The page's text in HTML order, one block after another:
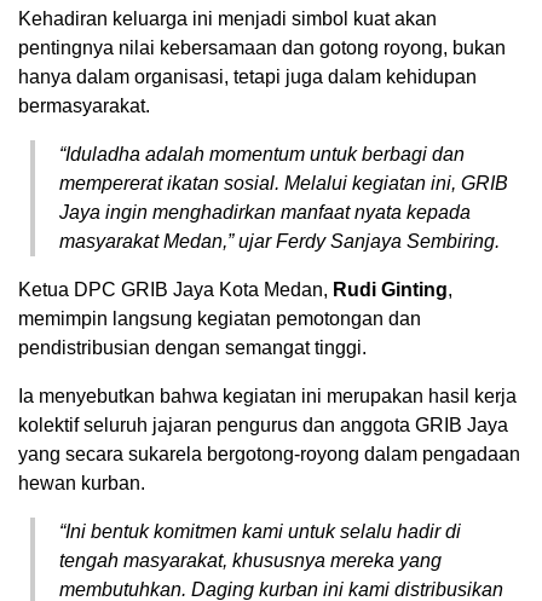
Kehadiran keluarga ini menjadi simbol kuat akan
pentingnya nilai kebersamaan dan gotong royong, bukan
hanya dalam organisasi, tetapi juga dalam kehidupan
bermasyarakat.
“Iduladha adalah momentum untuk berbagi dan
mempererat ikatan sosial. Melalui kegiatan ini, GRIB
Jaya ingin menghadirkan manfaat nyata kepada
masyarakat Medan,” ujar Ferdy Sanjaya Sembiring.
Ketua DPC GRIB Jaya Kota Medan, Rudi Ginting,
memimpin langsung kegiatan pemotongan dan
pendistribusian dengan semangat tinggi.
Ia menyebutkan bahwa kegiatan ini merupakan hasil kerja
kolektif seluruh jajaran pengurus dan anggota GRIB Jaya
yang secara sukarela bergotong-royong dalam pengadaan
hewan kurban.
“Ini bentuk komitmen kami untuk selalu hadir di
tengah masyarakat, khususnya mereka yang
membutuhkan. Daging kurban ini kami distribusikan